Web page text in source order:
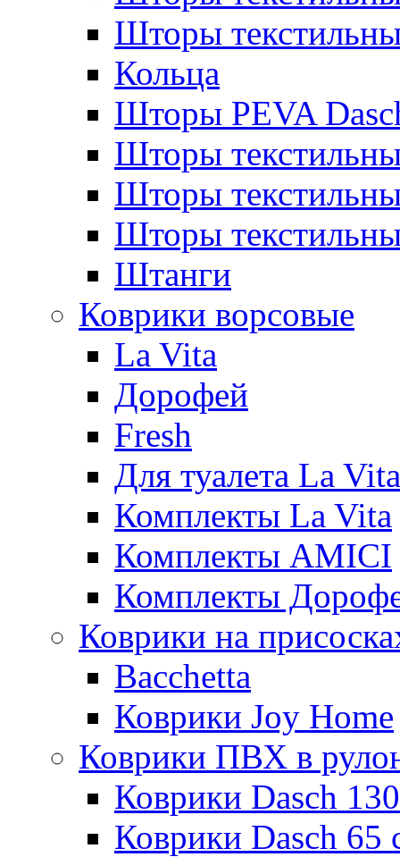
Шторы
Кольца
Шторы PEVA
Шторы
Шторы
Шторы
Штанги
Коврики ворсовые
La Vita
Дорофей
Fresh
Для туалета La Vita
Комплекты La Vita
Комплекты AMICI
Комплекты
Коврики на
Bacchetta
Коврики Joy Home
Коврики ПВХ в
Коврики Dasch
Коврики Dasch 65